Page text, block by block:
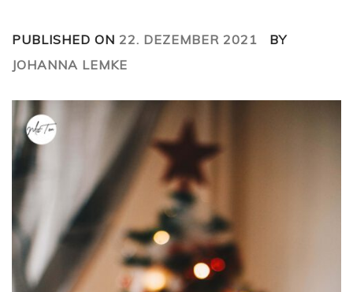
PUBLISHED ON 22. DEZEMBER 2021
BY
JOHANNA LEMKE